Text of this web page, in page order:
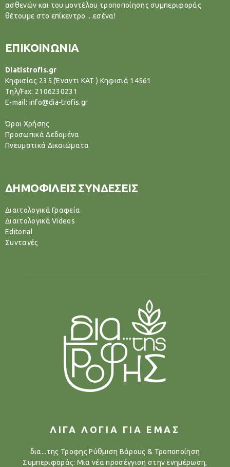
ασθενών και του μοντέλου τροποποίησης συμπεριφοράς
θέτουμε στο επίκεντρο…εσένα!
ΕΠΙΚΟΙΝΩΝΙΑ
Diatistrofis.gr
Κηφισίας 235 (Έναντι ΚΑΤ ) Κηφισιά 14561
Tηλ/Fax: 2106230231
E-mail: info@dia-trofis.gr
Όροι Χρήσης
Προσωπικά Δεδομένα
Πνευματικά Δικαιώματα
ΔΗΜΟΦΙΛΕΙΣ ΣΥΝΔΕΣΕΙΣ
Διαιτολογικά Γραφεία
Διαιτολογικά Videos
Editorial
Συνταγές
ΛΙΓΑ ΛΟΓΙΑ ΓΙΑ ΕΜΑΣ
δια...της Τροφης Ρύθμιση Βάρους & Τροποποίηση
Συμπεριφοράς: Μια νέα προσέγγιση στην ενημέρωση,